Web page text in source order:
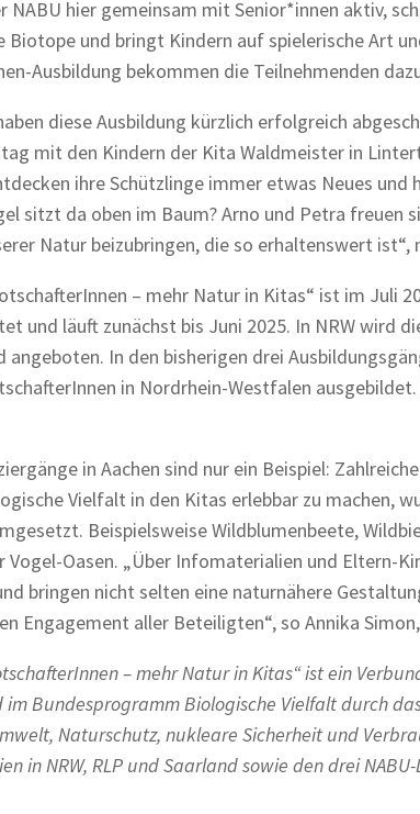
NABU hier gemeinsam mit Senior*innen aktiv,
und bringt Kindern auf spielerische Art
Ausbildung bekommen die Teilnehmenden
diese Ausbildung kürzlich erfolgreich
mit den Kindern der Kita Waldmeister in
ihre Schützlinge immer etwas Neues und
sitzt da oben im Baum? Arno und Petra freuen
Natur beizubringen, die so erhaltenswert
– mehr Natur in Kitas“ ist im Juli
und läuft zunächst bis Juni 2025. In NRW wird
angeboten. In den bisherigen drei
in Nordrhein-Westfalen
in Aachen sind nur ein Beispiel:
Vielfalt in den Kitas erlebbar zu machen,
Beispielsweise Wildblumenbeete,
Oasen. „Über Infomaterialien und Eltern-
bringen nicht selten eine naturnähere
Engagement aller Beteiligten“, so Annika
– mehr Natur in Kitas“ ist ein
im Bundesprogramm Biologische Vielfalt durch
Naturschutz, nukleare Sicherheit und
in NRW, RLP und Saarland sowie den drei